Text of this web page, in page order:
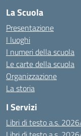
La Scuola
Presentazione
I luoghi
I numeri della scuola
Le carte della scuola
Organizzazione
La storia
I Servizi
Libri di testo a.s.